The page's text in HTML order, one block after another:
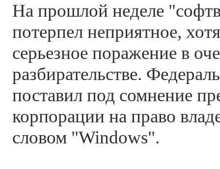
На прошлой неделе
потерпел неприятное,
серьезное поражение в
разбирательстве.
поставил под сомнение
корпорации на право
словом "Windows".